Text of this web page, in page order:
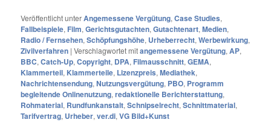
Veröffentlicht unterAngemessene Vergütung,Case Studies,
Fallbeispiele, Film,Gerichtsgutachten,Gutachtenart,Medien,
Radio / Fernsehen,Schöpfungshöhe, Urheberrecht,Werbewirkung,
Zivilverfahren |Verschlagwortet mitangemessene Vergütung,AP,
BBC,Catch-Up,Copyright, DPA, Filmausschnitt,GEMA,
Klammerteil, Klammerteile, Lizenzpreis,Mediathek,
Nachrichtensendung,Nutzungsvergütung, PBO, Programm
begleitende Onlinenutzung,redaktionelle Berichterstattung,
Rohmaterial, Rundfunkanstalt,Schnipselrecht,Schnittmaterial,
Tarifvertrag, Urheber,ver.di,VG Bild+Kunst